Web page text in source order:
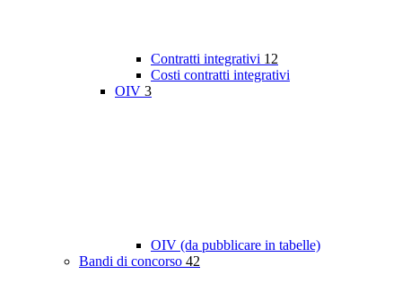
Contratti integrativi 12
Costi contratti integrativi
OIV 3
OIV (da pubblicare in tabelle)
Bandi di concorso 42